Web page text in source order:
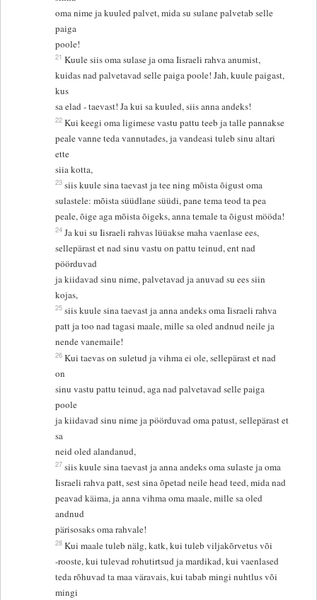
oma nime ja kuuled palvet, mida su sulane palvetab selle
paiga
poole!
21 Kuule siis oma sulase ja oma Iisraeli rahva anumist,
kuidas nad palvetavad selle paiga poole! Jah, kuule paigast,
kus
sa elad - taevast! Ja kui sa kuuled, siis anna andeks!
22 Kui keegi oma ligimese vastu pattu teeb ja talle pannakse
peale vanne teda vannutades, ja vandeasi tuleb sinu altari
ette
siia kotta,
23 siis kuule sina taevast ja tee ning mõista õigust oma
sulastele: mõista süüdlane süüdi, pane tema teod ta pea
peale, õige aga mõista õigeks, anna temale ta õigust mööda!
24 Ja kui su Iisraeli rahvas lüüakse maha vaenlase ees,
sellepärast et nad sinu vastu on pattu teinud, ent nad
pöörduvad
ja kiidavad sinu nime, palvetavad ja anuvad su ees siin
kojas,
25 siis kuule sina taevast ja anna andeks oma Iisraeli rahva
patt ja too nad tagasi maale, mille sa oled andnud neile ja
nende vanemaile!
26 Kui taevas on suletud ja vihma ei ole, sellepärast et nad
on
sinu vastu pattu teinud, aga nad palvetavad selle paiga
poole
ja kiidavad sinu nime ja pöörduvad oma patust, sellepärast et
sa
neid oled alandanud,
27 siis kuule sina taevast ja anna andeks oma sulaste ja oma
Iisraeli rahva patt, sest sina õpetad neile head teed, mida nad
peavad käima, ja anna vihma oma maale, mille sa oled
andnud
pärisosaks oma rahvale!
28 Kui maale tuleb nälg, katk, kui tuleb viljakõrvetus või
-rooste, kui tulevad rohutirtsud ja mardikad, kui vaenlased
teda rõhuvad ta maa väravais, kui tabab mingi nuhtlus või
mingi